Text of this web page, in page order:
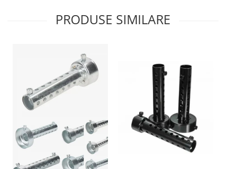
Cutii / Genti SHAD
Accesorii cutii Shad
Cutii aluminiu Shad
Cutii ATV Shad
Cutii capace colorate
Cutii laterale Shad
Genti rezervor Shad
PRODUSE SIMILARE